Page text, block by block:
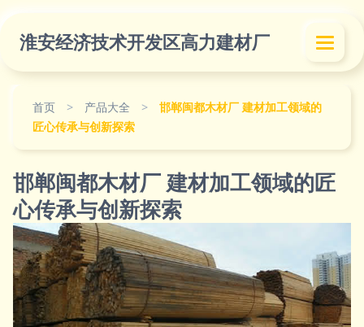
淮安经济技术开发区高力建材厂
首页 > 产品大全 >
邯郸闽都木材厂 建材加工领域的
匠心传承与创新探索
邯郸闽都木材厂 建材加工领域的匠
心传承与创新探索